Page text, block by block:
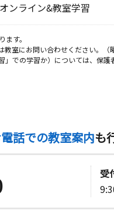
オンライン&教室学習
す。
室にお問い合わせください。（
での学習か）については、保護
話での教室案内も
受